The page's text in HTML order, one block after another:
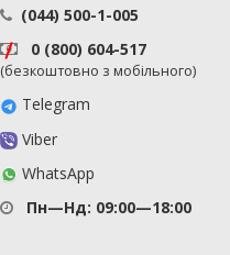
(044) 500-1-005
0 (800) 604-517
(безкоштовно з мобільного)
Telegram
Viber
WhatsApp
Пн—Нд: 09:00—18:00